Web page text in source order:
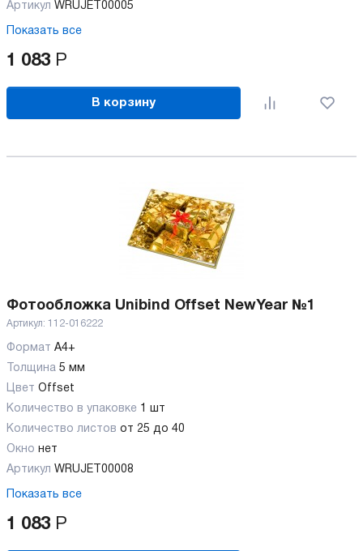
Артикул WRUJET00005
Показать все
1 083 Р
В корзину
Фотообложка Unibind Offset NewYear №1
Артикул: 112-016222
Формат А4+
Толщина 5 мм
Цвет Offset
Количество в упаковке 1 шт
Количество листов от 25 до 40
Окно нет
Артикул WRUJET00008
Показать все
1 083 Р